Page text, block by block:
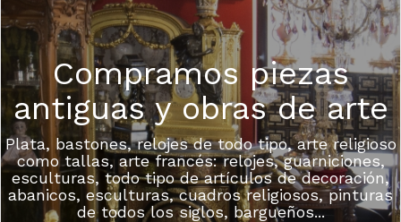
Compramos piezas
antiguas y obras de arte
Plata, bastones, relojes de todo tipo, arte religioso
como tallas, arte francés: relojes, guarniciones,
esculturas, todo tipo de artículos de decoración,
abanicos, esculturas, cuadros religiosos, pinturas
de todos los siglos, bargueños...